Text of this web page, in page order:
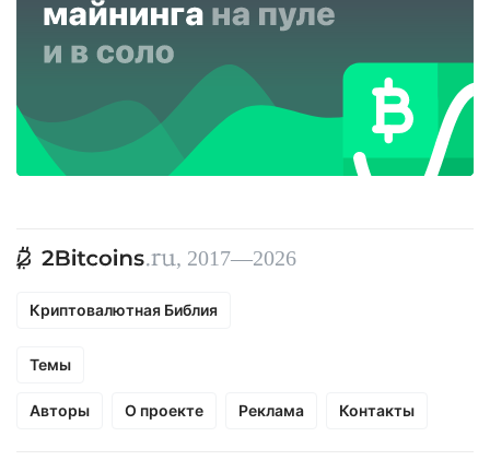
, 2017—2026
Криптовалютная Библия
Темы
Авторы О проекте Реклама Контакты